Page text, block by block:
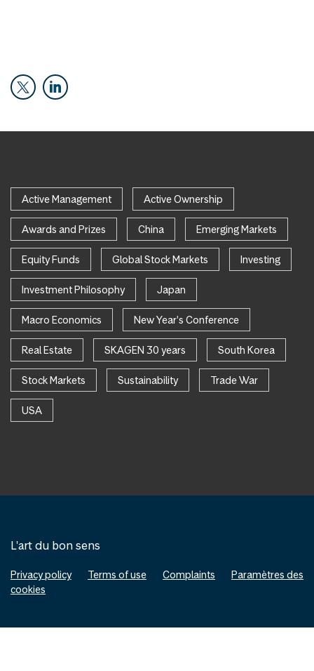
Active Management Active Ownership
Awards and Prizes China Emerging Markets
Equity Funds Global Stock Markets Investing
Investment Philosophy Japan
Macro Economics New Year's Conference
Real Estate SKAGEN 30 years South Korea
Stock Markets Sustainability Trade War
USA
L'art du bon sens
Privacy policy Terms of use Complaints
Paramètres des
cookies